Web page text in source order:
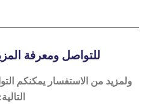
للتواصل ومعرفة
ولمزيد من الاستفسار يمكنكم